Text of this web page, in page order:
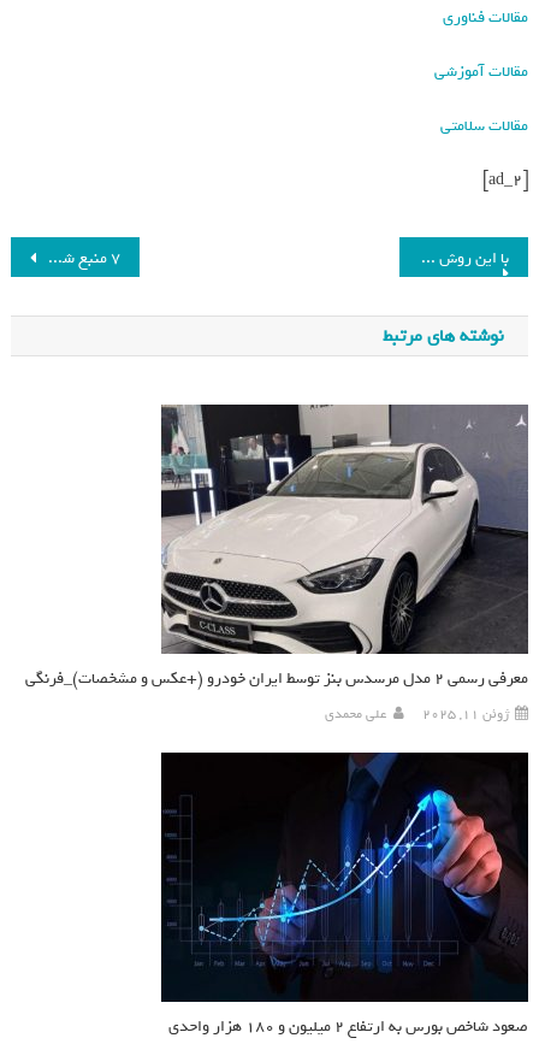
مقالات فناوری
مقالات آموزشی
مقالات سلامتی
[ad_2]
۷ منبع شگفت‌انگیز ویتامین C که بیشتر از پرتقال و لیمو حاوی این ویتامین هستند_فرنگی با این روش در میانسالی عمرتان را افزایش دهید_فرنگی
نوشته های مرتبط
معرفی رسمی ۲ مدل مرسدس بنز توسط ایران خودرو (+عکس و مشخصات)_فرنگی
ژوئن 11, 2025 علی محمدی
صعود شاخص بورس به ارتفاع ۲ میلیون و ۱۸۰ هزار واحدی